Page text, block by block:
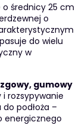
średnicy 25 cm
o
do wielu
w
gumowy
rozsypywanie
podłoża –
energicznego